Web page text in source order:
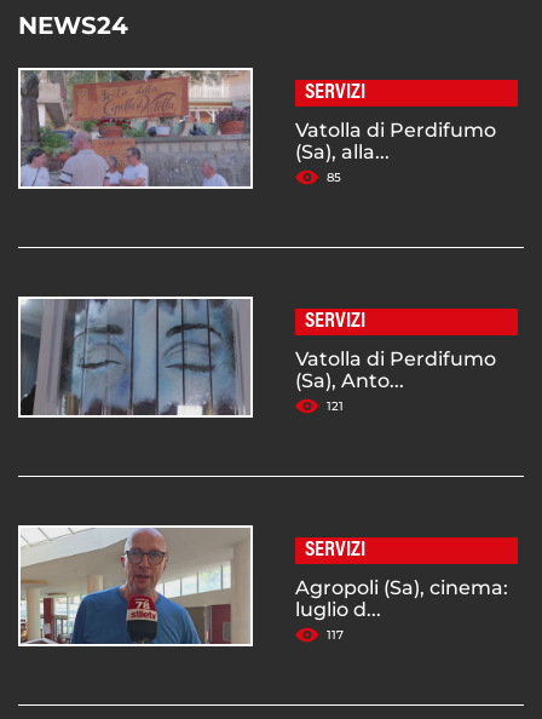
NEWS24
SERVIZI
Vatolla di Perdifumo
(Sa), alla...
85
SERVIZI
Vatolla di Perdifumo
(Sa), Anto...
121
SERVIZI
Agropoli (Sa), cinema:
luglio d...
117